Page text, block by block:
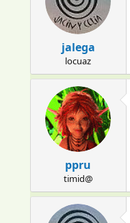
jalega
locuaz
ppru
timid@